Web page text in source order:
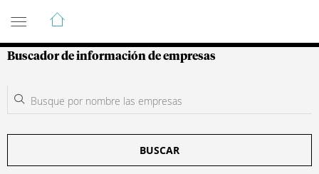
Guía de Empresas Colombianas
Buscador de información de empresas
BUSCAR